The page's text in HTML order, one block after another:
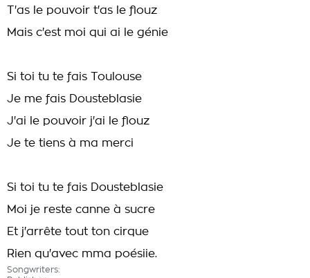
T'as le pouvoir t'as le flouz
Mais c'est moi qui ai le génie
Si toi tu te fais Toulouse
Je me fais Dousteblasie
J'ai le pouvoir j'ai le flouz
Je te tiens à ma merci
Si toi tu te fais Dousteblasie
Moi je reste canne à sucre
Et j'arrête tout ton cirque
Rien qu'avec mma poésiie.
Songwriters: